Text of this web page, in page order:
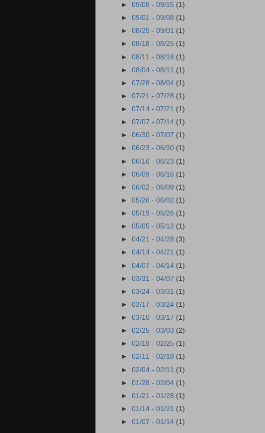
►09/08 - 09/15 (1)
►09/01 - 09/08 (1)
►08/25 - 09/01 (1)
►08/18 - 08/25 (1)
►08/11 - 08/18 (1)
►08/04 - 08/11 (1)
►07/28 - 08/04 (1)
►07/21 - 07/28 (1)
►07/14 - 07/21 (1)
►07/07 - 07/14 (1)
►06/30 - 07/07 (1)
►06/23 - 06/30 (1)
►06/16 - 06/23 (1)
►06/09 - 06/16 (1)
►06/02 - 06/09 (1)
►05/26 - 06/02 (1)
►05/19 - 05/26 (1)
►05/05 - 05/12 (1)
►04/21 - 04/28 (3)
►04/14 - 04/21 (1)
►04/07 - 04/14 (1)
►03/31 - 04/07 (1)
►03/24 - 03/31 (1)
►03/17 - 03/24 (1)
►03/10 - 03/17 (1)
►02/25 - 03/03 (2)
►02/18 - 02/25 (1)
►02/11 - 02/18 (1)
►02/04 - 02/11 (1)
►01/28 - 02/04 (1)
►01/21 - 01/28 (1)
►01/14 - 01/21 (1)
►01/07 - 01/14 (1)